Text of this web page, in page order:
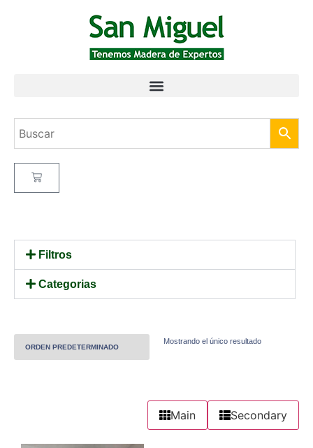
Filtros
Categorias
Mostrando el único resultado
Main Secondary